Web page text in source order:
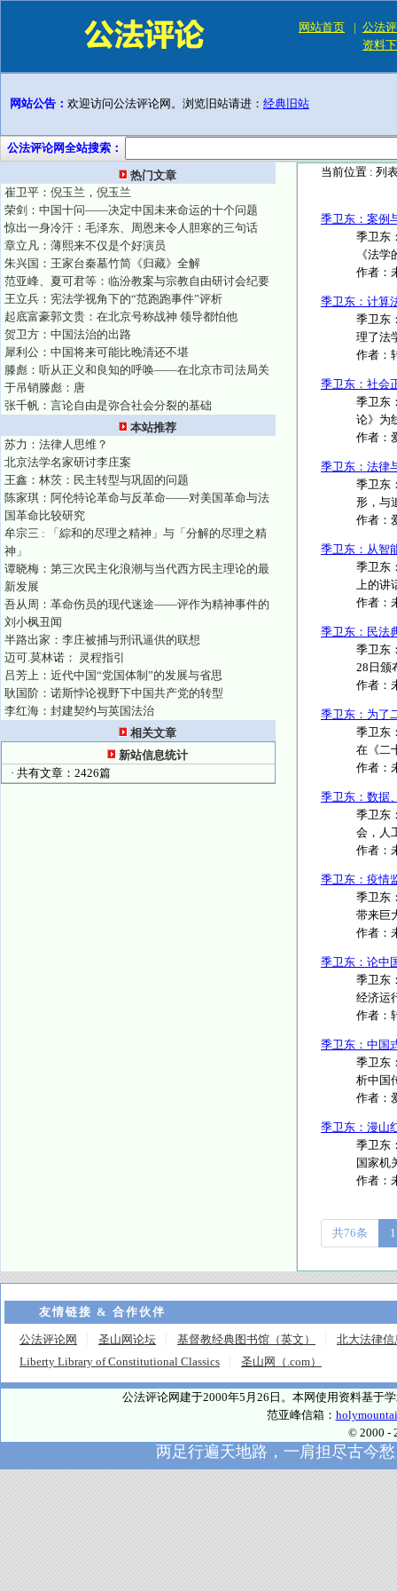
网站首页 | 公法
资料
网站公告： 欢迎访问公法评论网。浏览旧站请进： 经典旧站
公法评论网全站搜索：
热门文章
崔卫平：倪玉兰，倪玉兰
荣剑：中国十问——决定中国未来命运的十个问题
惊出一身冷汗：毛泽东、周恩来令人胆寒的三句话
章立凡：薄熙来不仅是个好演员
朱兴国：王家台秦墓竹简《归藏》全解
范亚峰、夏可君等：临汾教案与宗教自由研讨会纪要
王立兵：宪法学视角下的“范跑跑事件”评析
起底富豪郭文贵：在北京号称战神 领导都怕他
贺卫方：中国法治的出路
犀利公：中国将来可能比晚清还不堪
滕彪：听从正义和良知的呼唤——在北京市司法局关
于吊销滕彪：唐
张千帆：言论自由是弥合社会分裂的基础
本站推荐
苏力：法律人思维？
北京法学名家研讨李庄案
王鑫：林茨：民主转型与巩固的问题
陈家琪：阿伦特论革命与反革命——对美国革命与法
国革命比较研究
牟宗三 : 「綜和的尽理之精神」与「分解的尽理之精
神」
谭晓梅：第三次民主化浪潮与当代西方民主理论的最
新发展
吾从周：革命伤员的现代迷途——评作为精神事件的
刘小枫丑闻
半路出家：李庄被捕与刑讯逼供的联想
迈可.莫林诺： 灵程指引
吕芳上：近代中国“党国体制”的发展与省思
耿国阶：诺斯悖论视野下中国共产党的转型
李红海：封建契约与英国法治
相关文章
新站信息统计
· 共有文章：2426篇
当前位置 : 列
季卫东：案例
季卫东
《法
作者：
季卫东：计算
季卫东
理了法
作者：
季卫东：社会
季卫东
论》为
作者：
季卫东：法律
季卫东
形，与
作者：
季卫东：从智
季卫东
上的讲
作者：
季卫东：民法
季卫东
28日颁
作者：
季卫东：为了
季卫东
在《二
作者：
季卫东：数据
季卫东
会，人
作者：
季卫东：疫情
季卫东
带来巨
作者：
季卫东：论中
季卫东
经济运
作者：
季卫东：中国
季卫东
析中国
作者：
季卫东：漫山
季卫东
国家机
作者：
共76条 1
友情链接 & 合作伙伴
公法评论网 圣山网论坛 基督教经典图书馆（英文）
北大法律信
Liberty Library of Constitutional Classics
圣山网（.com）
公法评论网建于2000年5月26日。本网使用资料基于
范亚峰信箱：
© 2000 -
两足行遍天地路，一肩担尽古今